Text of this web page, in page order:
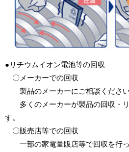
●リチウムイオン電池等の回収
〇メーカーでの回収
製品のメーカーにご相談ください
多くのメーカーが製品の回収・リ
す。
〇販売店等での回収
一部の家電量販店等で回収を行っ